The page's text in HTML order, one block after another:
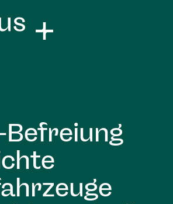
Befreiung